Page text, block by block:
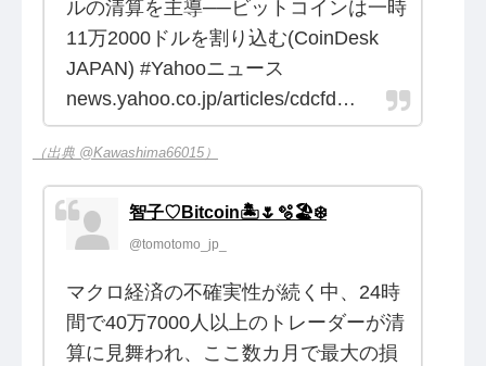
ルの清算を主導──ビットコインは一時
11万2000ドルを割り込む(CoinDesk
JAPAN) #Yahooニュース
news.yahoo.co.jp/articles/cdcfd…
（出典 @Kawashima66015）
智子♡Bitcoin🏝️🌷🫧🏖️❄️
@tomotomo_jp_
マクロ経済の不確実性が続く中、24時
間で40万7000人以上のトレーダーが清
算に見舞われ、ここ数カ月で最大の損